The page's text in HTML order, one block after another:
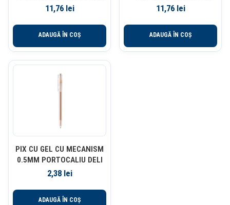
QUICK-DRY BIC
11,76 lei
ADAUGĂ ÎN COȘ
QUICK-DRY BIC
11,76 lei
ADAUGĂ ÎN COȘ
PIX CU GEL CU MECANISM
0.5MM PORTOCALIU DELI
2,38 lei
ADAUGĂ ÎN COȘ